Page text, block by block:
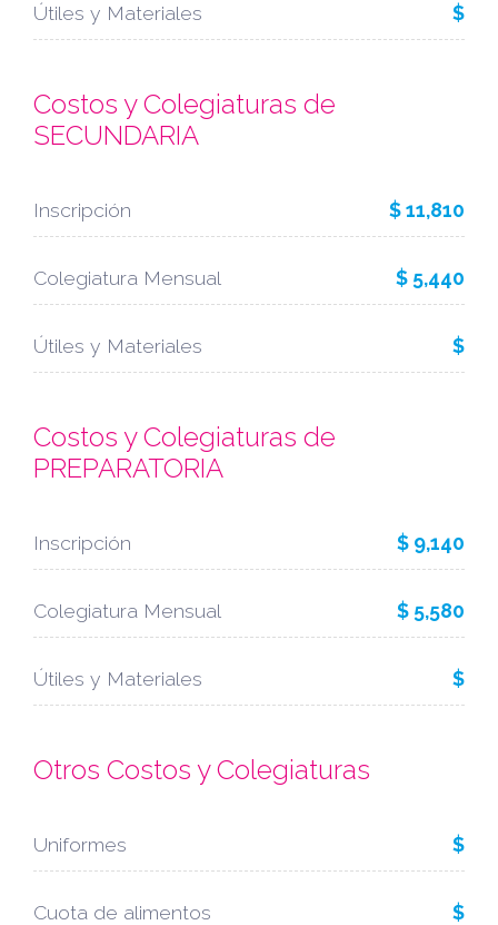
Útiles y Materiales $
Costos y Colegiaturas de
SECUNDARIA
Inscripción $ 11,810
Colegiatura Mensual $ 5,440
Útiles y Materiales $
Costos y Colegiaturas de
PREPARATORIA
Inscripción $ 9,140
Colegiatura Mensual $ 5,580
Útiles y Materiales $
Otros Costos y Colegiaturas
Uniformes $
Cuota de alimentos $